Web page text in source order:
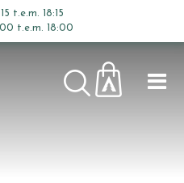
t.e.m. 18:15
t.e.m. 18:00